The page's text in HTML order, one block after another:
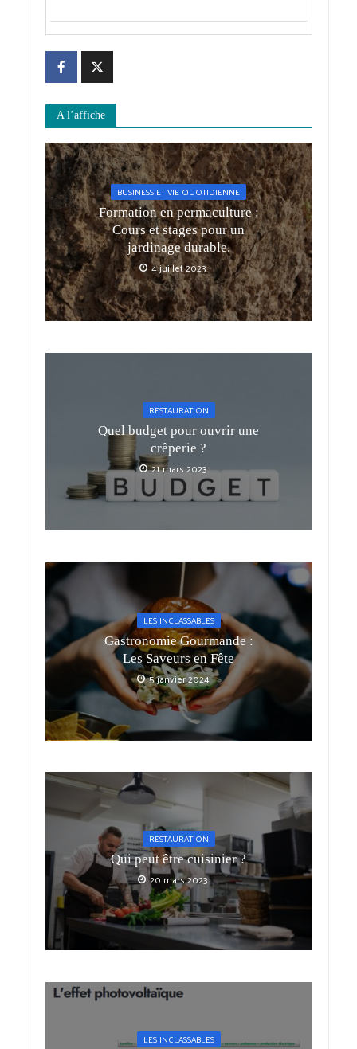
A l’affiche
BUSINESS ET VIE QUOTIDIENNE
Formation en permaculture :
Cours et stages pour un
jardinage durable.
4 juillet 2023
RESTAURATION
Quel budget pour ouvrir une
crêperie ?
21 mars 2023
LES INCLASSABLES
Gastronomie Gourmande :
Les Saveurs en Fête
5 janvier 2024
RESTAURATION
Qui peut être cuisinier ?
20 mars 2023
LES INCLASSABLES